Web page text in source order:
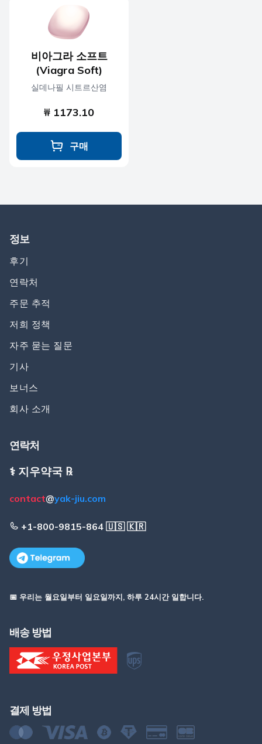
비아그라 소프트
(Viagra Soft)
실데나필 시트르산염
₩ 1173.10
구매
정보
후기
연락처
주문 추적
저희 정책
자주 묻는 질문
기사
보너스
회사 소개
연락처
⚕️ 지우약국 ℞
contact@yak-jiu.com
+1-800-9815-864 🇺🇸 🇰🇷
📅 우리는 월요일부터 일요일까지, 하루 24시간 일합니다.
배송 방법
결제 방법